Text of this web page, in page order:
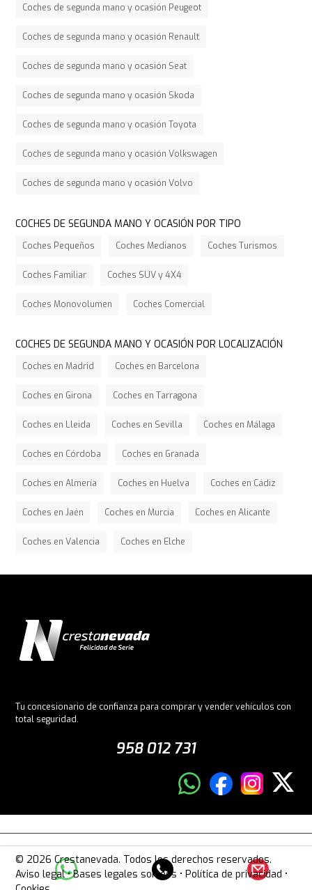
Coches de segunda mano y ocasión Peugeot
Coches de segunda mano y ocasión Renault
Coches de segunda mano y ocasión Seat
Coches de segunda mano y ocasión Skoda
Coches de segunda mano y ocasión Toyota
Coches de segunda mano y ocasión Volkswagen
Coches de segunda mano y ocasión Volvo
COCHES DE SEGUNDA MANO Y OCASIÓN POR TIPO
Coches Pequeños Coches Medianos Coches Turismos
Coches Familiar Coches SUV y 4X4
Coches Monovolumen Coches Comercial
COCHES DE SEGUNDA MANO Y OCASIÓN POR LOCALIZACIÓN
Coches en Madrid Coches en Barcelona
Coches en Girona Coches en Tarragona
Coches en Lleida Coches en Sevilla Coches en Málaga
Coches en Córdoba Coches en Granada
Coches en Almería Coches en Huelva Coches en Cádiz
Coches en Jaén Coches en Murcia Coches en Alicante
Coches en Valencia Coches en Elche
Tu concesionario de confianza para comprar y vender vehículos con
total seguridad.
958 012 731
© 2026 Crestanevada. Todos los derechos reservados.
Aviso legal•Bases legales sorteos •Política de privacidad •